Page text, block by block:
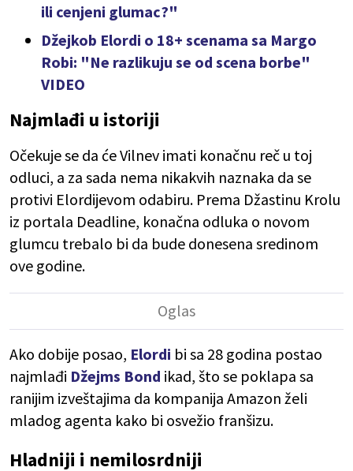
ili cenjeni glumac?"
Džejkob Elordi o 18+ scenama sa Margo
Robi: "Ne razlikuju se od scena borbe"
VIDEO
Najmlađi u istoriji
Očekuje se da će Vilnev imati konačnu reč u toj
odluci, a za sada nema nikakvih naznaka da se
protivi Elordijevom odabiru. Prema Džastinu Krolu
iz portala Deadline, konačna odluka o novom
glumcu trebalo bi da bude donesena sredinom
ove godine.
Ako dobije posao, Elordi bi sa 28 godina postao
najmlađi Džejms Bond ikad, što se poklapa sa
ranijim izveštajima da kompanija Amazon želi
mladog agenta kako bi osvežio franšizu.
Hladniji i nemilosrdniji